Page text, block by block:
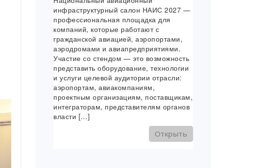
инфраструктурный салон НАИС 2027 —
профессиональная площадка для
компаний, которые работают с
гражданской авиацией, аэропортами,
аэродромами и авиапредприятиями.
Участие со стендом — это возможность
представить оборудование, технологии
и услуги целевой аудитории отрасли:
аэропортам, авиакомпаниям,
проектным организациям, поставщикам,
интеграторам, представителям органов
власти […]
Открыть